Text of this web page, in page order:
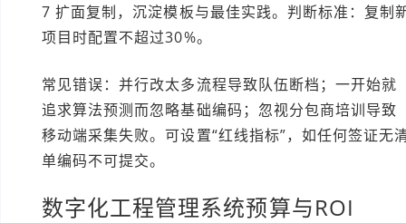
7 扩面复制，沉淀模板与最佳实践。判断标准：复制
项目时配置不超过30%。
常见错误：并行改太多流程导致队伍断档；一开始就
追求算法预测而忽略基础编码；忽视分包商培训导致
移动端采集失败。可设置“红线指标”，如任何签证无
单编码不可提交。
数字化工程管理系统预算与ROI